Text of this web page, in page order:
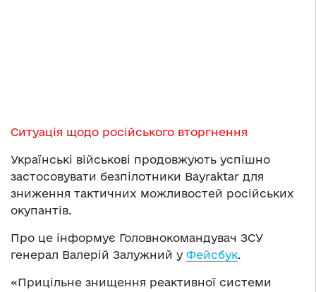
Ситуація щодо російського вторгнення
Українські військові продовжують успішно
застосовувати безпілотники Bayraktar для
зниження тактичних можливостей російських
окупантів.
Про це інформує Головнокомандувач ЗСУ
генерал Валерій Залужний у Фейсбук.
«Прицільне знищення реактивної системи